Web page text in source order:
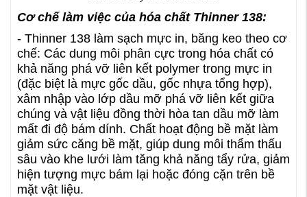
Cơ chế làm việc của hóa chất Thinner 138:
- Thinner 138 làm sạch mực in, băng keo theo cơ
chế: Các dung môi phân cực trong hóa chất có
khả năng phá vỡ liên kết polymer trong mực in
(đặc biệt là mực gốc dầu, gốc nhựa tổng hợp),
xâm nhập vào lớp dầu mỡ phá vỡ liên kết giữa
chúng và vật liệu đồng thời hòa tan dầu mỡ làm
mất đi độ bám dính. Chất hoạt động bề mặt làm
giảm sức căng bề mặt, giúp dung môi thẩm thấu
sâu vào khe lưới làm tăng khả năng tẩy rửa, giảm
hiện tượng mực bám lại hoặc đóng cặn trên bề
mặt vật liệu.